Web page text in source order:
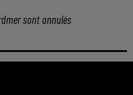
sont annulés